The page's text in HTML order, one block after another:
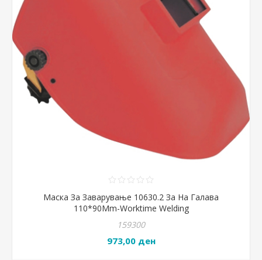
Маска За Заварување 10630.2 За На Галава
110*90Mm-Worktime Welding
159300
973,00 ден